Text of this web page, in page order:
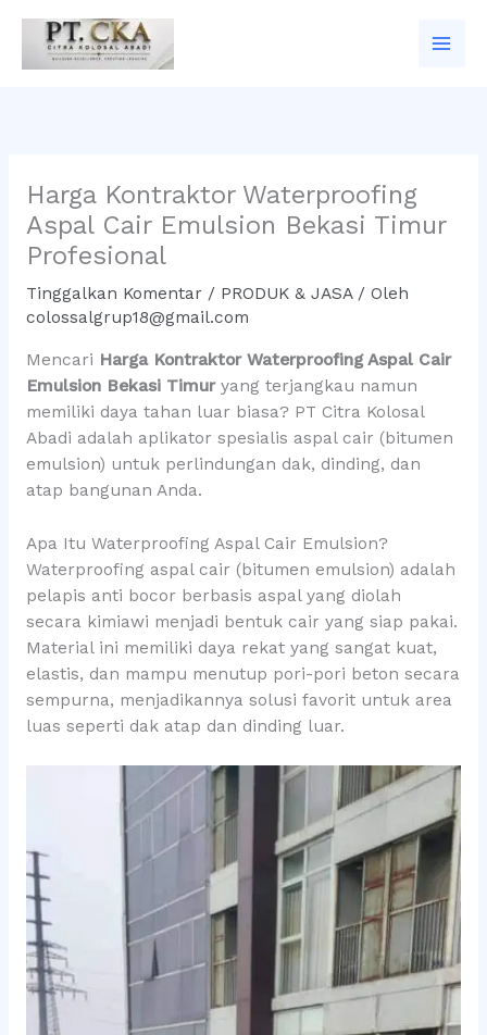
konten
Harga Kontraktor Waterproofing
Aspal Cair Emulsion Bekasi Timur
Profesional
Tinggalkan Komentar / PRODUK & JASA/ Oleh
colossalgrup18@gmail.com
Mencari Harga Kontraktor Waterproofing Aspal Cair
Emulsion Bekasi Timuryang terjangkau namun
memiliki daya tahan luar biasa? PT Citra Kolosal
Abadi adalah aplikator spesialis aspal cair (bitumen
emulsion) untuk perlindungan dak, dinding, dan
atap bangunan Anda.
Apa Itu Waterproofing Aspal Cair Emulsion?
Waterproofing aspal cair (bitumen emulsion) adalah
pelapis anti bocor berbasis aspal yang diolah
secara kimiawi menjadi bentuk cair yang siap pakai.
Material ini memiliki daya rekat yang sangat kuat,
elastis, dan mampu menutup pori-pori beton secara
sempurna, menjadikannya solusi favorit untuk area
luas seperti dak atap dan dinding luar.